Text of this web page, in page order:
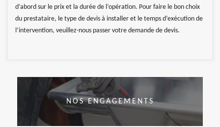
d’abord sur le prix et la durée de l’opération. Pour faire le bon choix
du prestataire, le type de devis à installer et le temps d’exécution de
l’intervention, veuillez-nous passer votre demande de devis.
NOS ENGAGEMENTS